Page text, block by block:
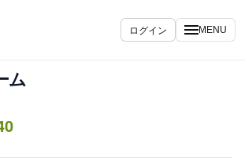
ログイン MENU
ム